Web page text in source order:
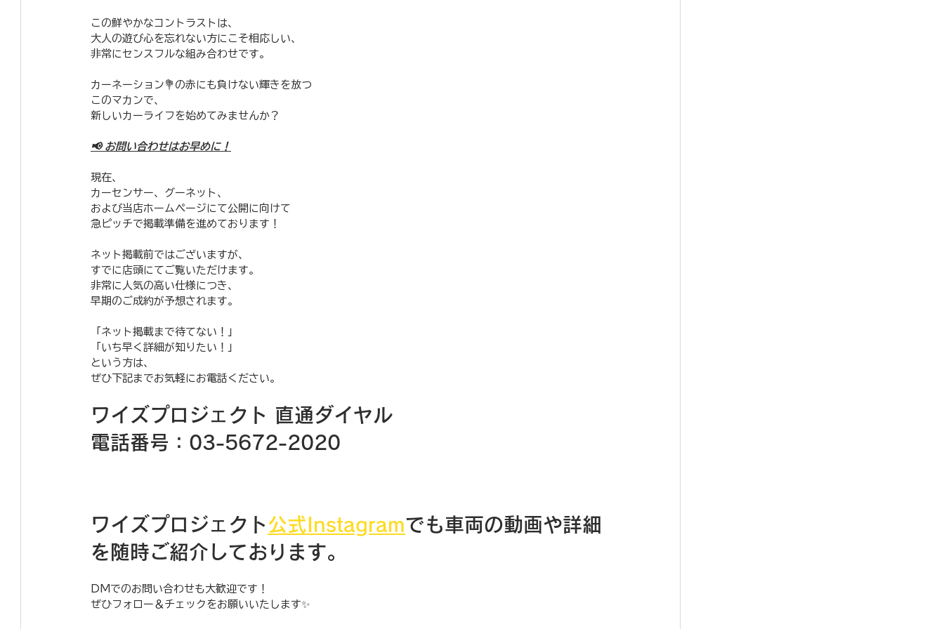
この鮮やかなコントラストは、
大人の遊び心を忘れない方にこそ相応しい、
非常にセンスフルな組み合わせです。
​カーネーション💐の赤にも負けない輝きを放つ
このマカンで、
新しいカーライフを始めてみませんか？
​📢 お問い合わせはお早めに！
​現在、
カーセンサー、グーネット、
および当店ホームページにて公開に向けて
急ピッチで掲載準備を進めております！
​ネット掲載前ではございますが、
すでに店頭にてご覧いただけます。
非常に人気の高い仕様につき、
早期のご成約が予想されます。
​「ネット掲載まで待てない！」
「いち早く詳細が知りたい！」
という方は、
ぜひ下記までお気軽にお電話ください。
ワイズプロジェクト 直通ダイヤル
​電話番号：03-5672-2020
ワイズプロジェクト公式Instagramでも車両の動画や詳細
を随時ご紹介しております。
DMでのお問い合わせも大歓迎です！
ぜひフォロー＆チェックをお願いいたします✨